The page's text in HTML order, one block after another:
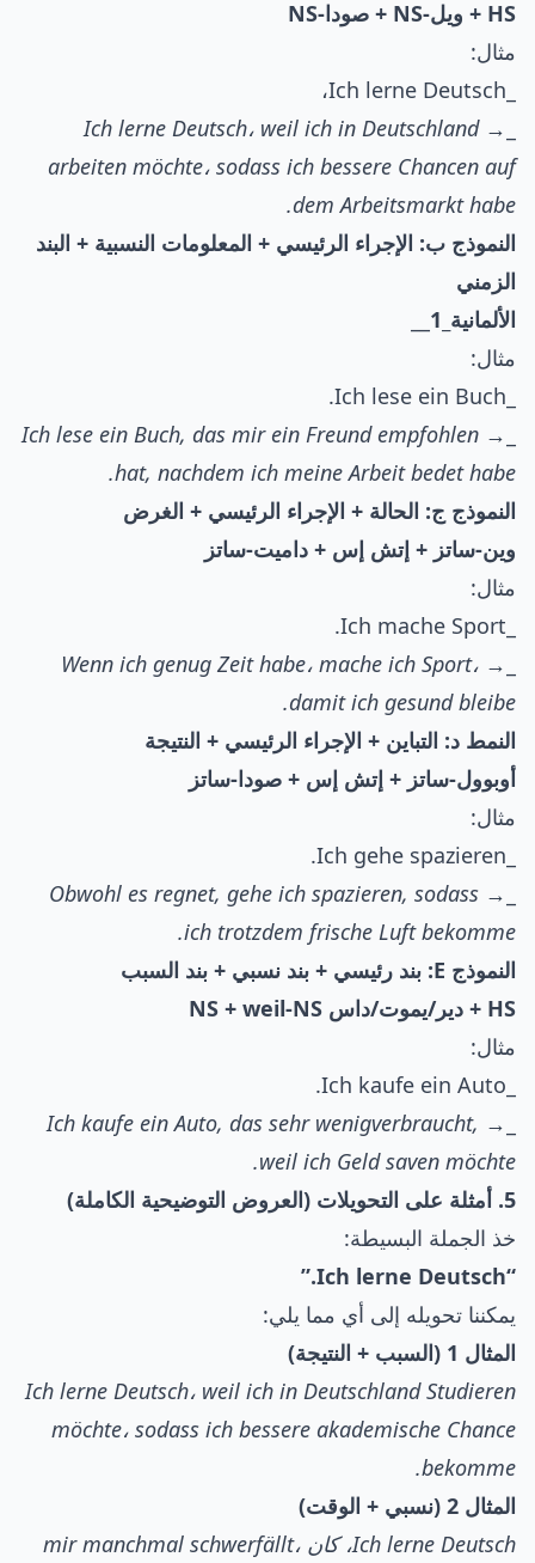
HS + ويل-NS + صودا-NS
مثال:
_→Ich lerne Deutsch، weil ich in Deutschland
arbeiten möchte، sodass ich bessere Chancen auf
dem Arbeitsmarkt habe.
النموذج ب: الإجراء الرئيسي + المعلومات النسبية + البند
الزمني
الألمانية_1
مثال:
_→
Ich lese ein Buch, das mir ein Freund empfohlen
hat, nachdem ich meine Arbeit bedet habe.
النموذج ج: الحالة + الإجراء الرئيسي + الغرض
وين-ساتز + إتش إس + داميت-ساتز
مثال:
_→ Wenn ich genug Zeit habe، mache ich Sport،
damit ich gesund bleibe.
النمط د: التباين + الإجراء الرئيسي + النتيجة
أوبوول-ساتز + إتش إس + صودا-ساتز
مثال:
_→
Obwohl es regnet, gehe ich spazieren, sodass
ich trotzdem frische Luft bekomme.
النموذج E: بند رئيسي + بند نسبي + بند السبب
HS + دير/يموت/داس NS + weil-NS
مثال:
_→
Ich kaufe ein Auto, das sehr wenigverbraucht,
weil ich Geld saven möchte.
5. أمثلة على التحويلات (العروض التوضيحية الكاملة)
خذ الجملة البسيطة:
“Ich lerne Deutsch.”
يمكننا تحويله إلى أي مما يلي:
المثال 1 (السبب + النتيجة)
Ich lerne Deutsch، weil ich in Deutschland Studieren
möchte، sodass ich bessere akademische Chance
bekomme.
المثال 2 (نسبي + الوقت)
Ich lerne Deutsch، كان mir manchmal schwerfällt،